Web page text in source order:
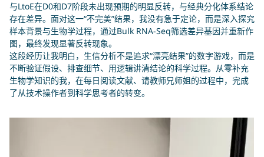
与LtoE在D0和D7阶段未出现预期的明显反转，与经典分化体系结论
存在差异。面对这一“不完美”结果，我没有急于定论，而是深入探究
样本背景与生物学过程，通过Bulk RNA-Seq筛选差异基因并重新作
图，最终发现显著反转现象。
这段经历让我明白，生信分析不是追求“漂亮结果”的数字游戏，而是
不断验证假设、排查细节、用逻辑讲清结论的科学过程。从零补充
生物学知识的我，在每日阅读文献、请教师兄师姐的过程中，完成
了从技术操作者到科学思考者的转变。